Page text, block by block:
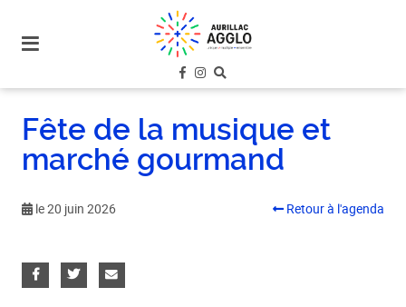
site
menu
aller au
contenu
Fête de la musique et
marché gourmand
le 20 juin 2026 Retour à l'agenda